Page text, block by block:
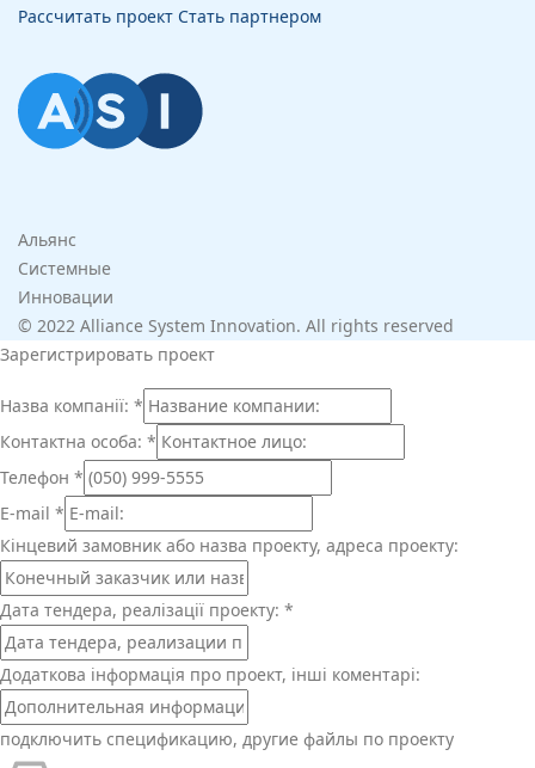
Рассчитать проект Стать партнером
Альянс
Системные
Инновации
© 2022 Alliance System Innovation. All rights reserved
Зарегистрировать проект
Назва компанії: *
Контактна особа: *
Телефон *
E-mail *
Кінцевий замовник або назва проекту, адреса проекту:
Дата тендера, реалізації проекту: *
Додаткова інформація про проект, інші коментарі:
подключить спецификацию, другие файлы по проекту